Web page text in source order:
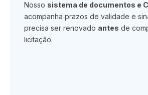
Nosso sistema de documentos e
acompanha prazos de validade e
precisa ser renovado antes de
licitação.